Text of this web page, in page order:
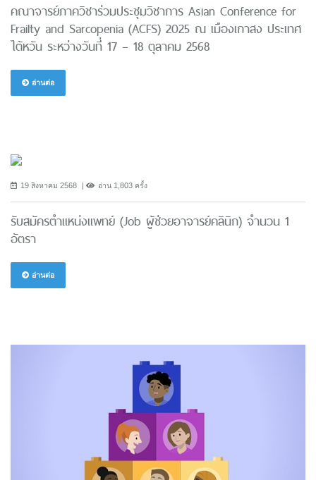
คณาจารย์ภาควิชาร่วมประชุมวิชาการ Asian Conference for
Frailty and Sarcopenia (ACFS) 2025 ณ เมืองเกาสง ประเทศ
ไต้หวัน ระหว่างวันที่ 17 – 18 ตุลาคม 2568
อ่านต่อ
19 สิงหาคม 2568 อ่าน 1,803 ครั้ง
รับสมัครตำแหน่งแพทย์ (Job ผู้ช่วยอาจารย์คลินิก) จำนวน 1
อัตรา
อ่านต่อ